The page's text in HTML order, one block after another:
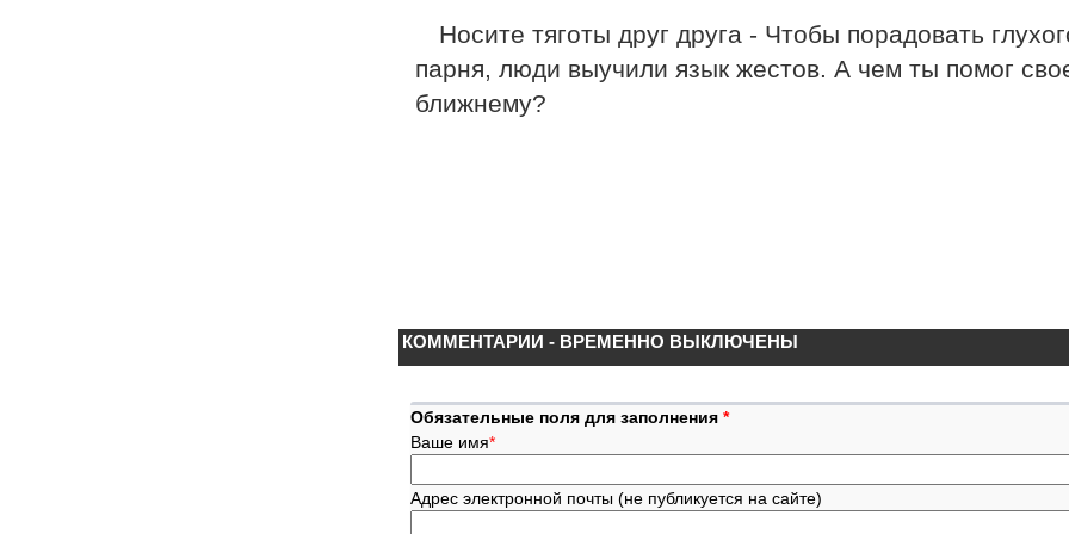
Носите тяготы друг друга - Чтобы порадовать
парня, люди выучили язык жестов. А чем ты помог
ближнему?
КОММЕНТАРИИ - ВРЕМЕННО ВЫКЛЮЧЕНЫ
Обязательные поля для заполнения *
Ваше имя*
Адрес электронной почты (не публикуется на сайте)